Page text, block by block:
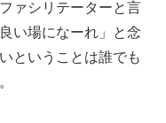
ァシリテーターと言
い場になーれ」と念
ということは誰でも